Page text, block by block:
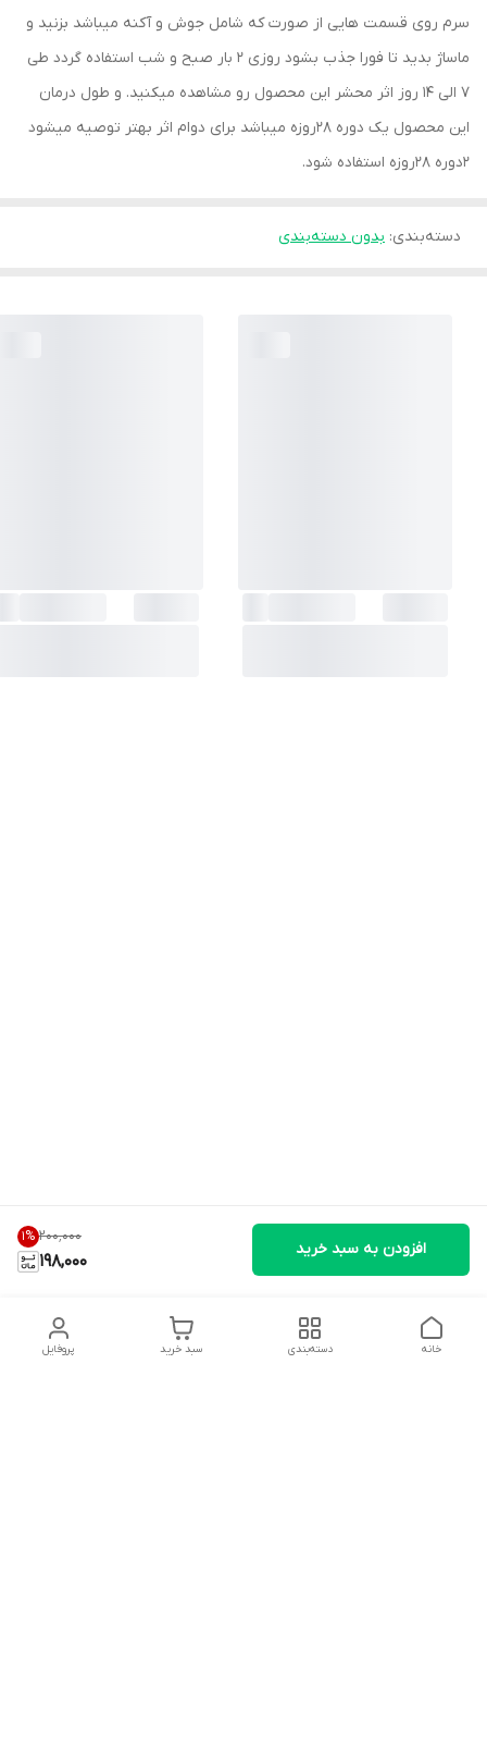
۲۰۰٬۰۰۰ 1%
198,000
افزودن به سبد خرید
سرم روی قسمت هایی از صورت که شامل جوش و آکنه میباشد بزنید و
ماساژ بدید تا فورا جذب بشود روزی 2 بار صبح و شب استفاده گردد طی
7 الی 14 روز اثر محشر این محصول رو مشاهده میکنید. و طول درمان
این محصول یک دوره 28روزه میباشد برای دوام اثر بهتر توصیه میشود
2‌دوره 28‌روزه استفاده شود.
دسته‌بندی: بدون دسته‌بندی
پروفایل سبد خرید دسته‌بندی خانه